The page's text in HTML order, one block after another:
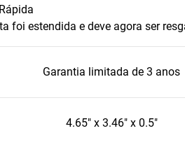
foi estendida e deve agora ser
Garantia limitada de 3 anos
4.65" x 3.46" x 0.5"